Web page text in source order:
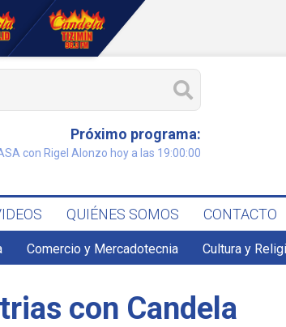
Próximo programa:
con Rigel Alonzo hoy a las 19:00:00
QUIÉNES SOMOS CONTACTO
Comercio y Mercadotecnia Cultura y
con Candela